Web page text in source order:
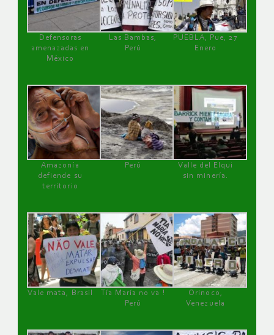
Defensoras
amenazadas en
México
Las Bambas,
Perú
PUEBLA, Pue, 27
Enero
Amazonía
defiende su
territorio
Perú
Valle del Elqui
sin minería.
Vale mata, Brasil
Tía María no va !
Perú
Orinoco,
Venezuela